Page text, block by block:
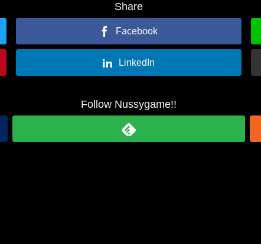
Share
Facebook
LinkedIn
Follow Nussygame!!